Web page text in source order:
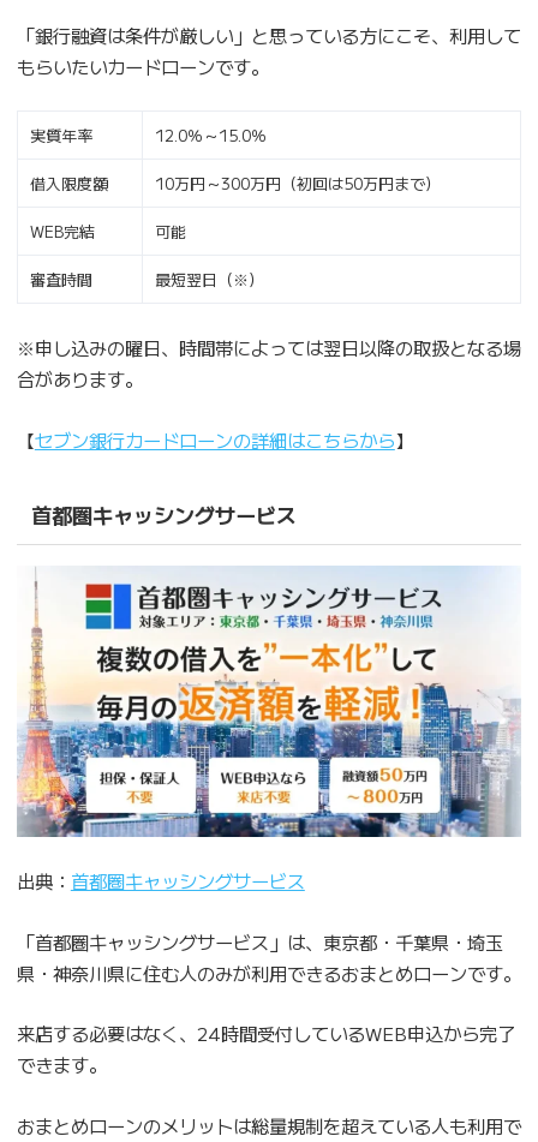
「銀行融資は条件が厳しい」と思っている方にこそ、利用して
もらいたいカードローンです。
実質年率 12.0％～15.0％
借入限度額 10万円～300万円（初回は50万円まで）
WEB完結 可能
審査時間 最短翌日（※）
※申し込みの曜日、時間帯によっては翌日以降の取扱となる場
合があります。
【セブン銀行カードローンの詳細はこちらから】
首都圏キャッシングサービス
出典： 首都圏キャッシングサービス
「首都圏キャッシングサービス」は、東京都・千葉県・埼玉
県・神奈川県に住む人のみが利用できるおまとめローンです。
来店する必要はなく、24時間受付しているWEB申込から完了
できます。
おまとめローンのメリットは総量規制を超えている人も利用で